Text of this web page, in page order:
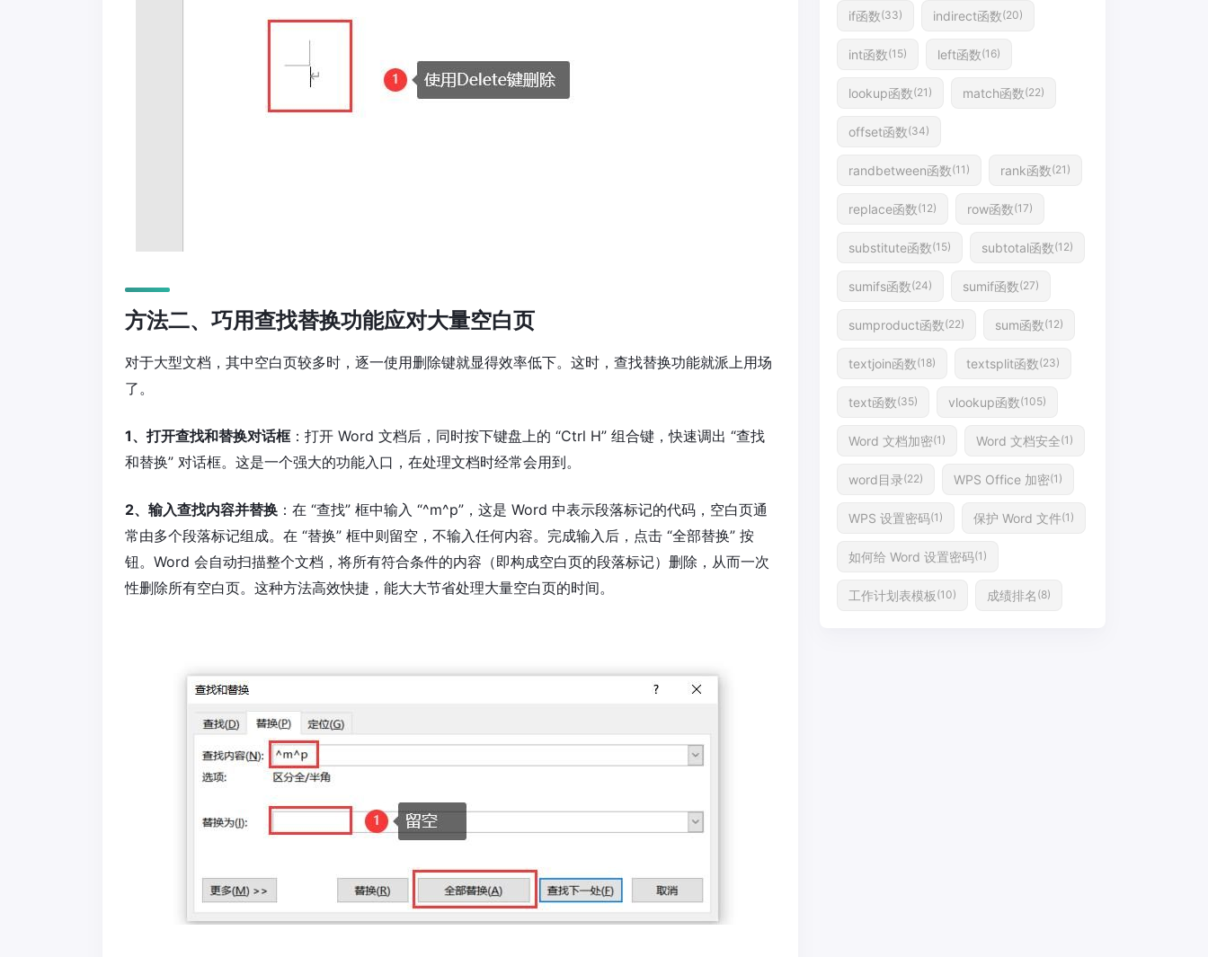
方法二、巧用查找替换功能应对大量空白页
对于大型文档，其中空白页较多时，逐一使用删除键就显得效率低下。这时，查找替换功能就派上用场
了。
1、打开查找和替换对话框：打开 Word 文档后，同时按下键盘上的 “Ctrl H” 组合键，快速调出 “查找
和替换” 对话框。这是一个强大的功能入口，在处理文档时经常会用到。
2、输入查找内容并替换 ：在 “查找” 框中输入 “^m^p”，这是 Word 中表示段落标记的代码，空白页通
常由多个段落标记组成。在 “替换” 框中则留空，不输入任何内容。完成输入后，点击 “全部替换” 按
钮。Word 会自动扫描整个文档，将所有符合条件的内容（即构成空白页的段落标记）删除，从而一次
性删除所有空白页。这种方法高效快捷，能大大节省处理大量空白页的时间。
if函数(33) indirect函数(20)
int函数(15) left函数(16)
lookup函数(21) match函数(22)
offset函数(34)
randbetween函数(11) rank函数(21)
replace函数(12) row函数(17)
substitute函数(15) subtotal函数(12)
sumifs函数(24) sumif函数(27)
sumproduct函数(22) sum函数(12)
textjoin函数(18) textsplit函数(23)
text函数(35) vlookup函数(105)
Word 文档加密(1) Word 文档安全(1)
word目录(22) WPS Office 加密(1)
WPS 设置密码(1) 保护 Word 文件(1)
如何给 Word 设置密码(1)
工作计划表模板 (10) 成绩排名 (8)